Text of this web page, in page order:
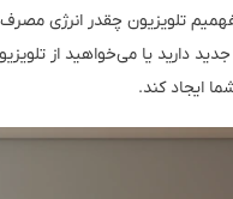
تلویزیون چقدر انرژی
جدید دارید یا می‌خواهید از
ایجاد کند.